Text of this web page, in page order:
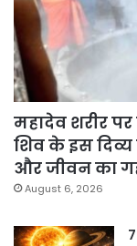
महादेव शरीर
शिव के इस दिव्य
और जीवन का
August 6, 2026